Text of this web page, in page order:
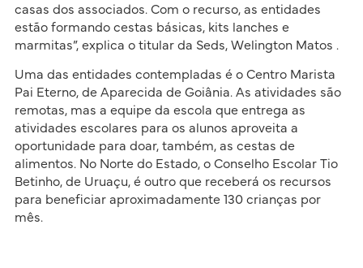
casas dos associados. Com o recurso, as entidades
estão formando cestas básicas, kits lanches e
marmitas”, explica o titular da Seds, Welington Matos .
Uma das entidades contempladas é o Centro Marista
Pai Eterno, de Aparecida de Goiânia. As atividades são
remotas, mas a equipe da escola que entrega as
atividades escolares para os alunos aproveita a
oportunidade para doar, também, as cestas de
alimentos. No Norte do Estado, o Conselho Escolar Tio
Betinho, de Uruaçu, é outro que receberá os recursos
para beneficiar aproximadamente 130 crianças por
mês.